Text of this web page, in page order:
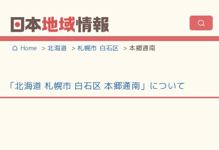
Home 北海道 札幌市 白石区 本郷通南
「北海道 札幌市 白石区 本郷通南」について